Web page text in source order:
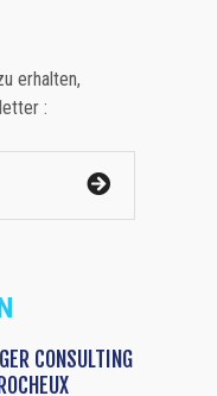
erhalten,
:
CONSULTING